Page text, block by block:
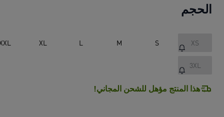
الحجم
XS
S
M
L
XL
3XL
هذا المنتج مؤهل للشحن المجاني!